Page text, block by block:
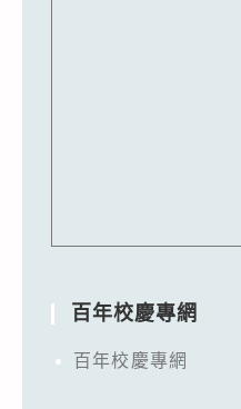
百年校慶專網
百年校慶專網